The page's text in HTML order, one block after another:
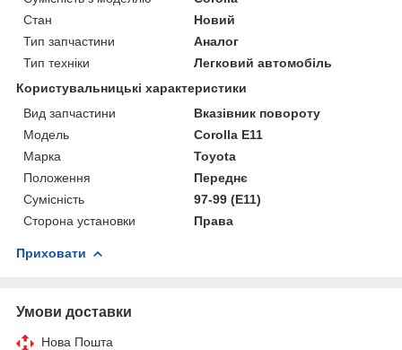
Стан
Новий
Тип запчастини
Аналог
Тип техніки
Легковий автомобіль
Користувальницькі характеристики
Вид запчастини
Вказівник повороту
Мoдель
Corolla E11
Марка
Toyota
Положення
Переднє
Сумісність
97-99 (E11)
Сторона установки
Права
Приховати
Умови доставки
Нова Пошта